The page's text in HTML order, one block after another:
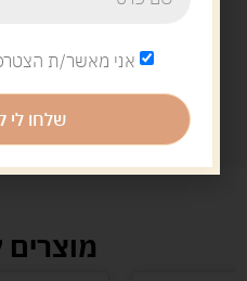
אני מאשר/ת
שלחו לי